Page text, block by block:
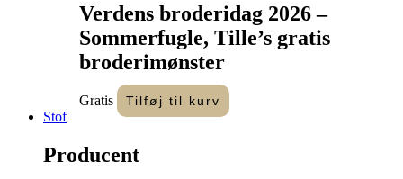
Verdens broderidag 2026 –
Sommerfugle, Tille’s gratis
broderimønster
Gratis Tilføj til kurv
Stof
Producent